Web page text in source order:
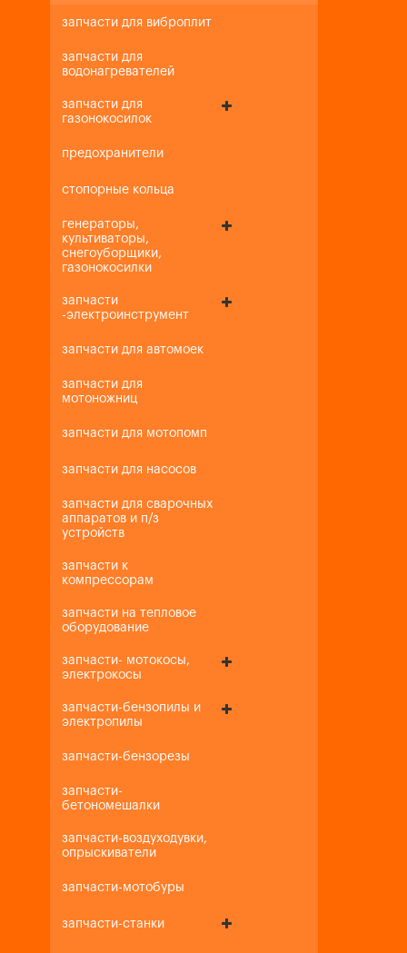
запчасти для виброплит
запчасти для
водонагревателей
запчасти для
газонокосилок
предохранители
стопорные кольца
генераторы,
культиваторы,
снегоуборщики,
газонокосилки
запчасти
-электроинструмент
запчасти для автомоек
запчасти для
мотоножниц
запчасти для мотопомп
запчасти для насосов
запчасти для сварочных
аппаратов и п/з
устройств
запчасти к
компрессорам
запчасти на тепловое
оборудование
запчасти- мотокосы,
электрокосы
запчасти-бензопилы и
электропилы
запчасти-бензорезы
запчасти-
бетономешалки
запчасти-воздуходувки,
опрыскиватели
запчасти-мотобуры
запчасти-станки